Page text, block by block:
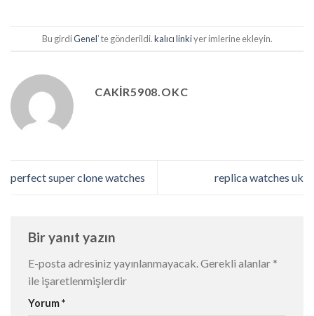
Bu girdiGenel’ te gönderildi.kalıcı linkiyer imlerine ekleyin.
CAKIR5908.OKC
perfect super clone watches replica watches uk
Bir yanıt yazın
E-posta adresiniz yayınlanmayacak.Gerekli alanlar *
ile işaretlenmişlerdir
Yorum*